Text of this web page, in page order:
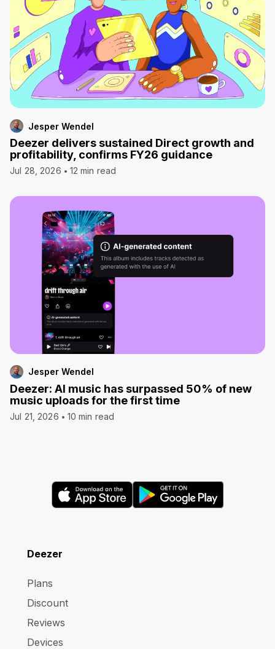
Jesper Wendel
Deezer delivers sustained Direct growth and
profitability, confirms FY26 guidance
Jul 28, 2026 12 min read
Jesper Wendel
Deezer: AI music has surpassed 50% of new
music uploads for the first time
Jul 21, 2026 10 min read
Deezer
Plans
Discount
Reviews
Devices